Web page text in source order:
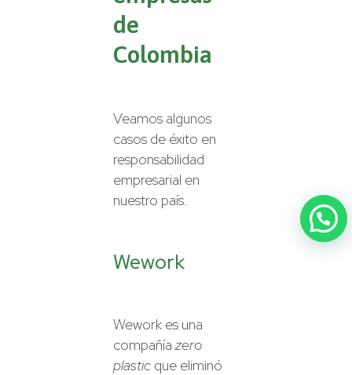
de
Colombia
Veamos algunos
casos de éxito en
responsabilidad
empresarial en
nuestro país.
Wework
Wework es una
compañíazero
plastic que eliminó